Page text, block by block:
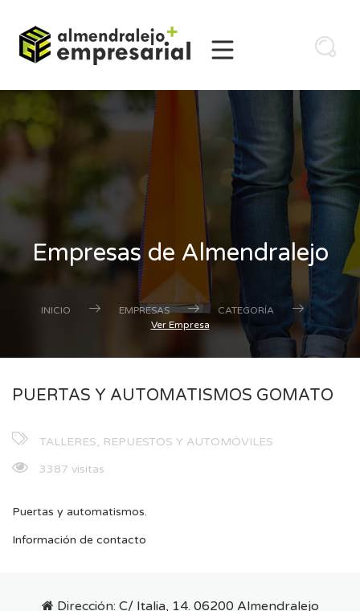
Empresas de Almendralejo
INICIO EMPRESAS
CATEGORÍA
Ver Empresa
PUERTAS Y AUTOMATISMOS GOMATO
TALLERES, REPUESTOS Y AUTOMÓVILES
3387 visitas
Puertas y automatismos.
Información de contacto
Dirección: C/ Italia, 14. 06200 Almendralejo